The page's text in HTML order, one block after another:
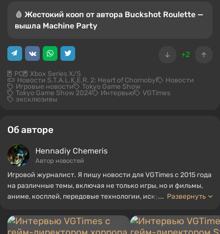
🩸 Жестокий кооп от автора Buckshot Roulette —
вышла Machine Party
+2
PC Xbox Series X/S
Новости S.T.A.L.K.E.R. 2: Heart of Chornobyl Новости
Игровые новости Tokyo Game Show
Tokyo Game Show 2024 Интервью VGTimes
эксклюзивы
Об авторе
Hennadiy Chemеris
Автор новостей
Игровой журналист. Я пишу новости для VGTimes с 2015 года
на различные темы, включая не только игры, но и фильмы,
аниме, косплей, передовые технологии, искусственный
нескольких обзоров, топов, компиляций и других статей,
связанных с видеоиграми. Я собираю различные игровые
... Развернуть